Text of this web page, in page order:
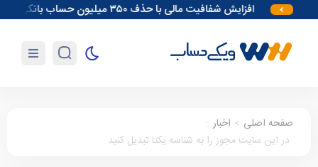
افزایش شفافیت مالی با حذف ۳۵۰ میلیون حساب بانکی
صفحه اصلی > اخبار :
در این سایت مجوز را به شناسه یکتا تبدیل کنید